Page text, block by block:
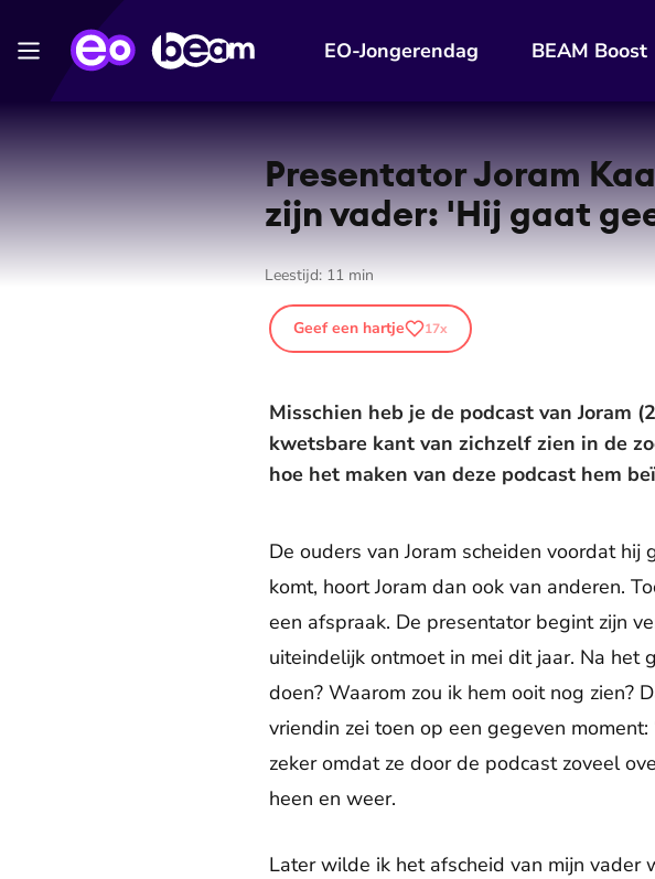
EO-Jongerendag BEAM Boost
Presentator Joram
zijn vader: 'Hij gaat
Leestijd: 11 min
Geef een hartje 17x
Misschien heb je de podcast van Joram
kwetsbare kant van zichzelf zien in de
hoe het maken van deze podcast hem
De ouders van Joram scheiden voordat
komt, hoort Joram dan ook van anderen.
een afspraak. De presentator begint zijn
uiteindelijk ontmoet in mei dit jaar. Na het
doen? Waarom zou ik hem ooit nog zien?
vriendin zei toen op een gegeven
zeker omdat ze door de podcast zoveel
heen en weer.
Later wilde ik het afscheid van mijn vader